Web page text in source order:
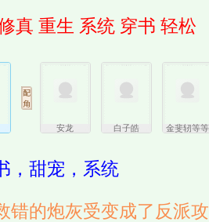
真 重生 系统 穿书 轻松
安龙 白子皓 金斐轫等等
，甜宠，系统
错的炮灰受变成了反派攻